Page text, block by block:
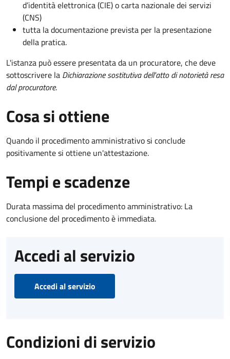
d’identità elettronica (CIE) o carta nazionale dei servizi
(CNS)
tutta la documentazione prevista per la presentazione
della pratica.
L'istanza può essere presentata da un procuratore, che deve
sottoscrivere la Dichiarazione sostitutiva dell'atto di notorietà resa
dal procuratore.
Cosa si ottiene
Quando il procedimento amministrativo si conclude
positivamente si ottiene un'attestazione.
Tempi e scadenze
Durata massima del procedimento amministrativo: La
conclusione del procedimento è immediata.
Accedi al servizio
Accedi al servizio
Condizioni di servizio